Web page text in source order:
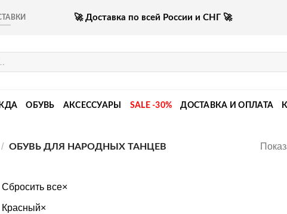
🚀 Доставка по всей России и СНГ 🚀
ОБУВЬ АКСЕССУАРЫ SALE -30% ДОСТАВКА И ОПЛАТА
/ ОБУВЬ ДЛЯ НАРОДНЫХ ТАНЦЕВ
Сбросить все×
Красный×